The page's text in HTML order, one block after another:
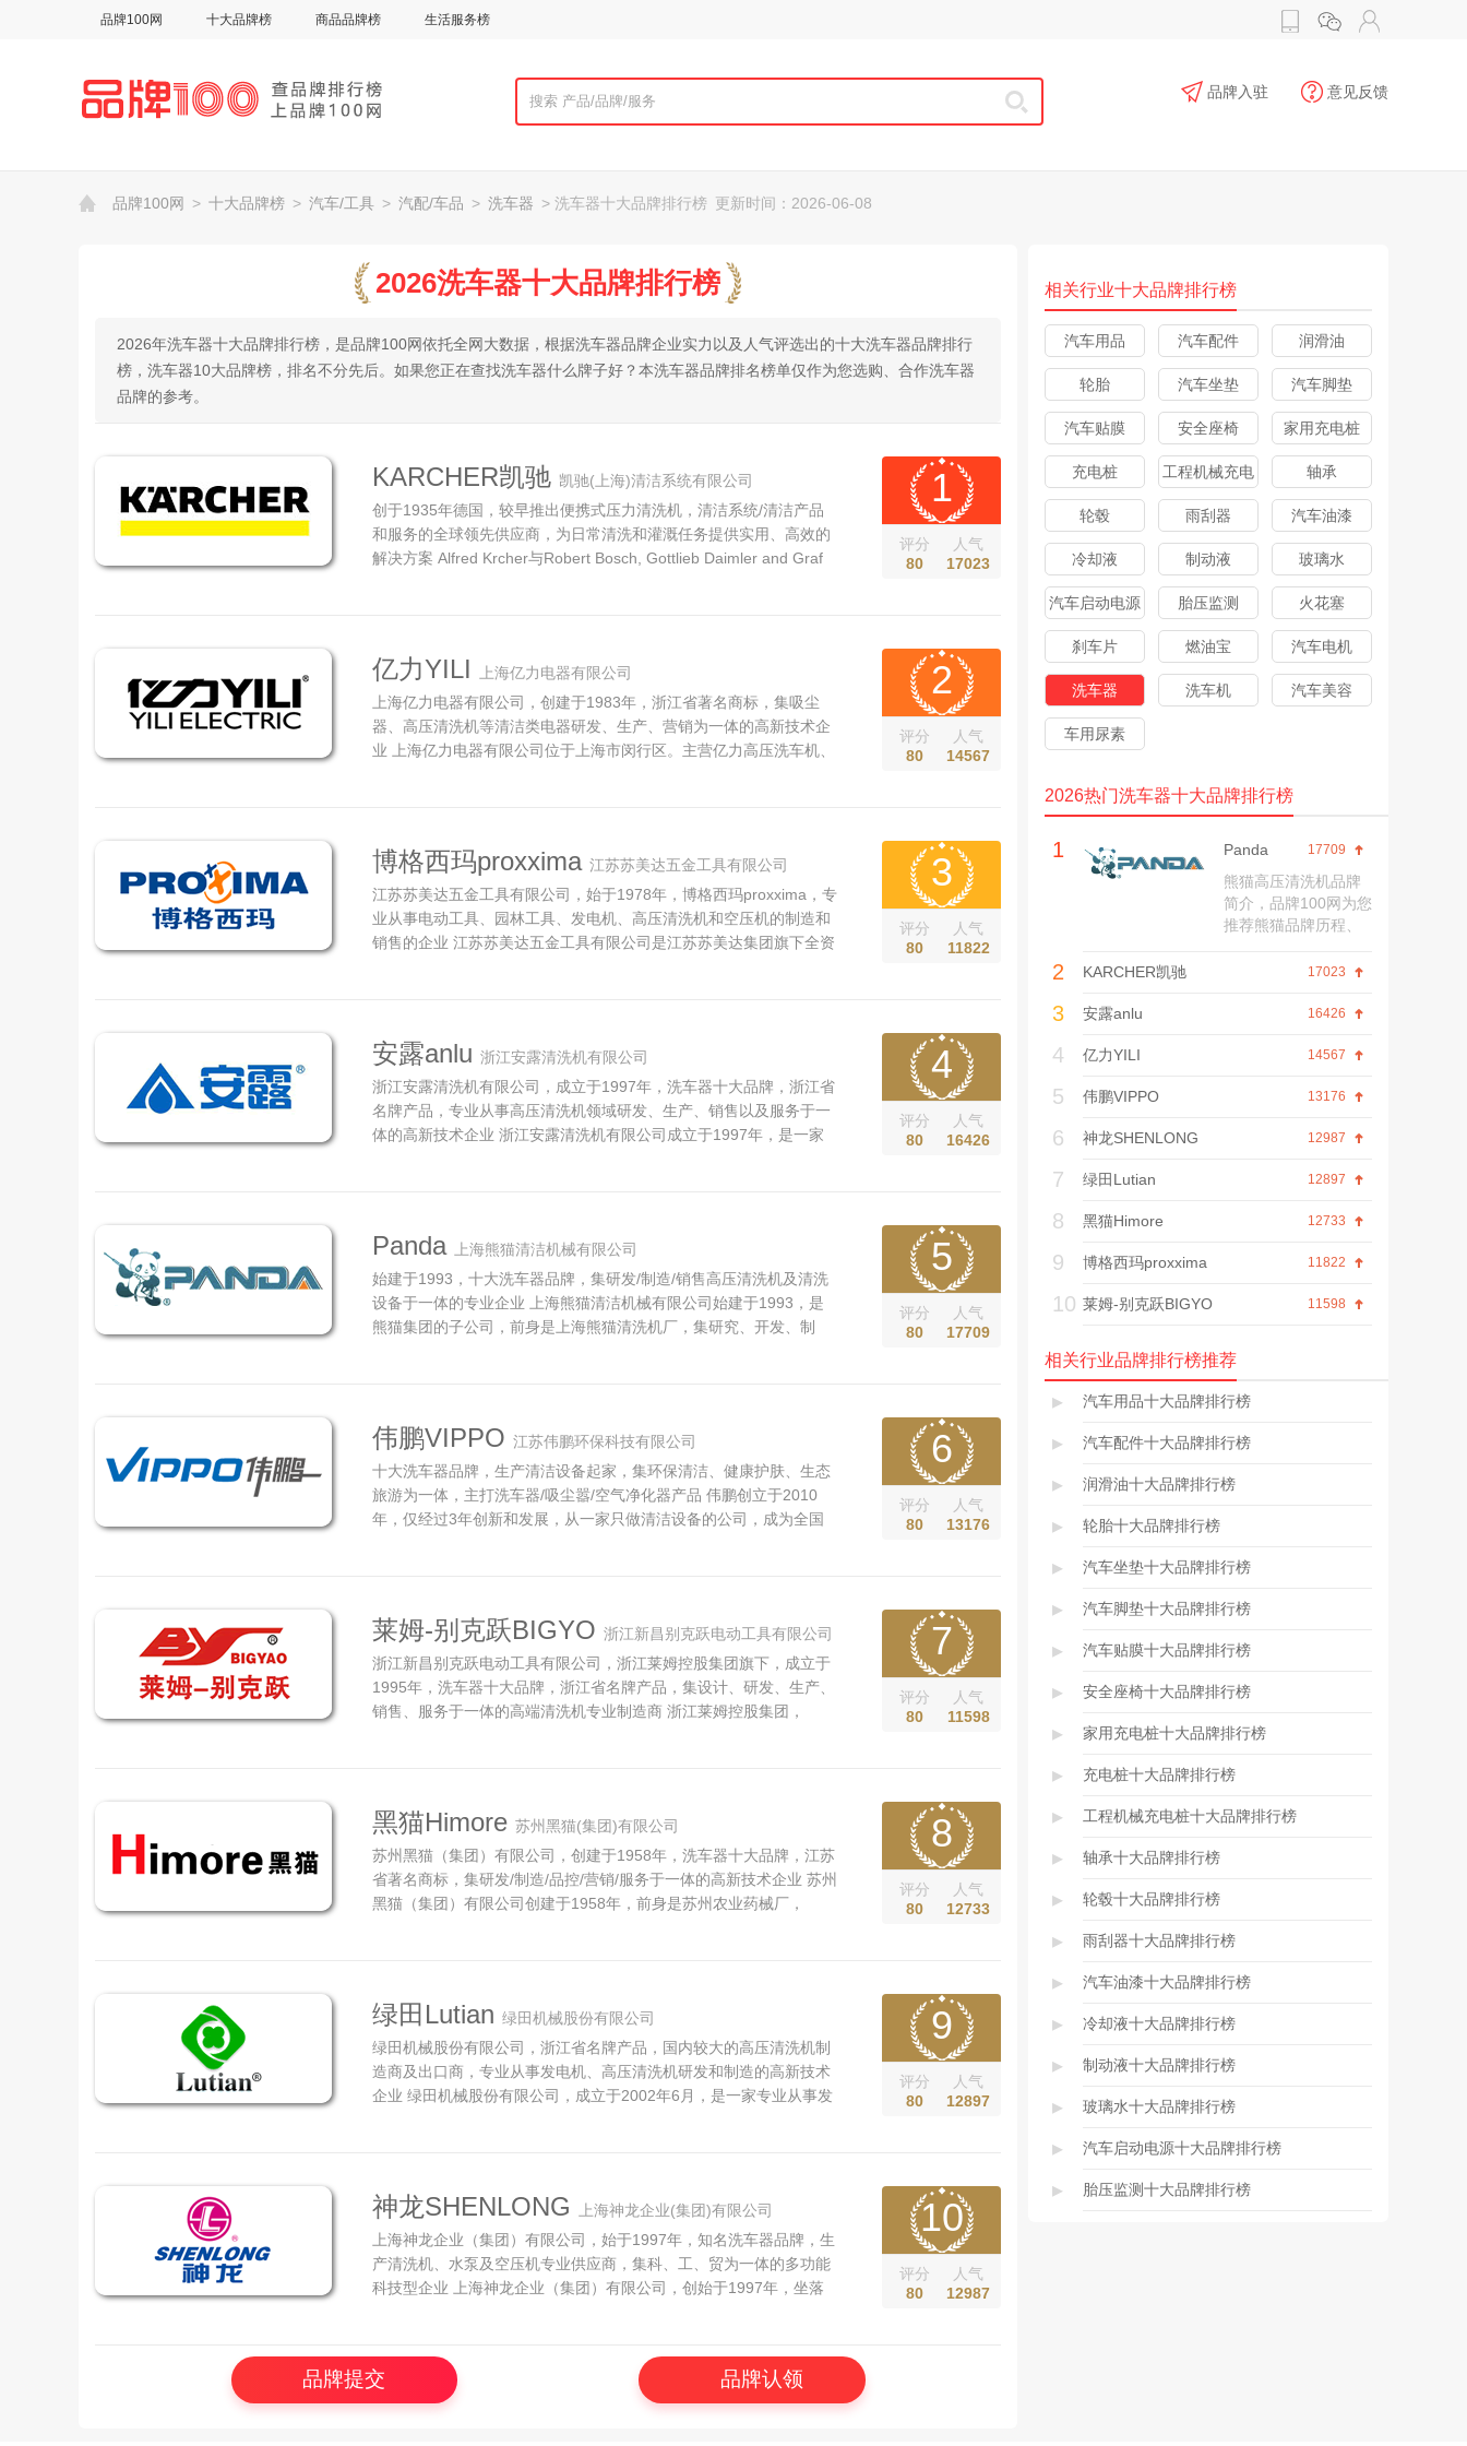
品牌100网 十大品牌榜 商品品牌榜 生活服务榜
品牌入驻 意见反馈
品牌100网 > 十大品牌榜 > 汽车/工具 > 汽配/车品 > 洗车器 > 洗车器十大品牌排行榜 更新时间：2026-06-08
2026洗车器十大品牌排行榜
2026年洗车器十大品牌排行榜，是品牌100网依托全网大数据，根据洗车器品牌企业实力以及人气评选出的十大洗车器品牌排行
榜，洗车器10大品牌榜，排名不分先后。如果您正在查找洗车器什么牌子好？本洗车器品牌排名榜单仅作为您选购、合作洗车器
品牌的参考。
KARCHER凯驰 凯驰(上海)清洁系统有限公司
创于1935年德国，较早推出便携式压力清洗机，清洁系统/清洁产品
和服务的全球领先供应商，为日常清洗和灌溉任务提供实用、高效的
解决方案 Alfred Krcher与Robert Bosch, Gottlieb Daimler and Graf
公...
1
评分
80
人气
17023
亿力YILI
上海亿力电器有限公司
上海亿力电器有限公司，创建于1983年，浙江省著名商标，集吸尘
器、高压清洗机等清洁类电器研发、生产、营销为一体的高新技术企
业 上海亿力电器有限公司位于上海市闵行区。主营亿力高压洗车机、
2
评分
80
人气
14567
博格西玛proxxima 江苏苏美达五金工具有限公司
江苏苏美达五金工具有限公司，始于1978年，博格西玛proxxima，专
业从事电动工具、园林工具、发电机、高压清洗机和空压机的制造和
销售的企业 江苏苏美达五金工具有限公司是江苏苏美达集团旗下全资
3
评分
80
人气
11822
安露anlu 浙江安露清洗机有限公司
浙江安露清洗机有限公司，成立于1997年，洗车器十大品牌，浙江省
名牌产品，专业从事高压清洗机领域研发、生产、销售以及服务于一
体的高新技术企业 浙江安露清洗机有限公司成立于1997年，是一家
4
评分
80
人气
16426
Panda 上海熊猫清洁机械有限公司
始建于1993，十大洗车器品牌，集研发/制造/销售高压清洗机及清洗
设备于一体的专业企业 上海熊猫清洁机械有限公司始建于1993，是
熊猫集团的子公司，前身是上海熊猫清洗机厂，集研究、开发、制
5
评分
80
人气
17709
伟鹏VIPPO 江苏伟鹏环保科技有限公司
十大洗车器品牌，生产清洁设备起家，集环保清洁、健康护肤、生态
旅游为一体，主打洗车器/吸尘嚣/空气净化器产品 伟鹏创立于2010
年，仅经过3年创新和发展，从一家只做清洁设备的公司，成为全国
6
评分
80
人气
13176
莱姆-别克跃BIGYO 浙江新昌别克跃电动工具有限公司
浙江新昌别克跃电动工具有限公司，浙江莱姆控股集团旗下，成立于
1995年，洗车器十大品牌，浙江省名牌产品，集设计、研发、生产、
销售、服务于一体的高端清洗机专业制造商 浙江莱姆控股集团，
7
评分
80
人气
11598
黑猫Himore 苏州黑猫(集团)有限公司
苏州黑猫（集团）有限公司，创建于1958年，洗车器十大品牌，江苏
省著名商标，集研发/制造/品控/营销/服务于一体的高新技术企业 苏州
黑猫（集团）有限公司创建于1958年，前身是苏州农业药械厂，
8
评分
80
人气
12733
绿田Lutian 绿田机械股份有限公司
绿田机械股份有限公司，浙江省名牌产品，国内较大的高压清洗机制
造商及出口商，专业从事发电机、高压清洗机研发和制造的高新技术
企业 绿田机械股份有限公司，成立于2002年6月，是一家专业从事发
9
评分
80
人气
12897
神龙SHENLONG
上海神龙企业(集团)有限公司
上海神龙企业（集团）有限公司，始于1997年，知名洗车器品牌，生
产清洗机、水泵及空压机专业供应商，集科、工、贸为一体的多功能
科技型企业 上海神龙企业（集团）有限公司，创始于1997年，坐落
产各种类型的机械设备30万台套。 公司技术力量雄厚，...
10
评分
80
人气
12987
品牌提交 品牌认领
相关行业十大品牌排行榜
汽车用品 汽车配件 润滑油
轮胎 汽车坐垫 汽车脚垫
汽车贴膜 安全座椅 家用充电桩
充电桩
工程机械充电
桩
轴承
轮毂 雨刮器 汽车油漆
冷却液 制动液 玻璃水
汽车启动电源 胎压监测 火花塞
刹车片 燃油宝 汽车电机
洗车器 洗车机 汽车美容
车用尿素
2026热门洗车器十大品牌排行榜
1 17709
Panda
熊猫高压清洗机品牌
简介，品牌100网为您
推荐熊猫品牌历程、
产品价格、联系方
2 17023
KARCHER凯驰
3 16426
安露anlu
4 14567
亿力YILI
5 13176
伟鹏VIPPO
6 12987
神龙SHENLONG
7 12897
绿田Lutian
8 12733
黑猫Himore
9 11822
博格西玛proxxima
10 11598
莱姆-别克跃BIGYO
相关行业品牌排行榜推荐
▸ 汽车用品十大品牌排行榜
▸ 汽车配件十大品牌排行榜
▸ 润滑油十大品牌排行榜
▸ 轮胎十大品牌排行榜
▸ 汽车坐垫十大品牌排行榜
▸ 汽车脚垫十大品牌排行榜
▸ 汽车贴膜十大品牌排行榜
▸ 安全座椅十大品牌排行榜
▸ 家用充电桩十大品牌排行榜
▸ 充电桩十大品牌排行榜
▸ 工程机械充电桩十大品牌排行榜
▸ 轴承十大品牌排行榜
▸ 轮毂十大品牌排行榜
▸ 雨刮器十大品牌排行榜
▸ 汽车油漆十大品牌排行榜
▸ 冷却液十大品牌排行榜
▸ 制动液十大品牌排行榜
▸ 玻璃水十大品牌排行榜
▸ 汽车启动电源十大品牌排行榜
▸ 胎压监测十大品牌排行榜